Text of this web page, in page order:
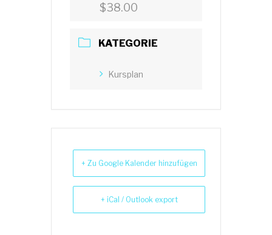
$38.00
KATEGORIE
Kursplan
+ Zu Google Kalender hinzufügen
+ iCal / Outlook export